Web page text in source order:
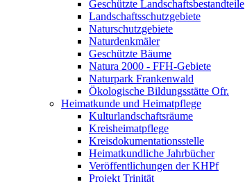
Geschützte Landschaftsbestandteile
Landschaftsschutzgebiete
Naturschutzgebiete
Naturdenkmäler
Geschützte Bäume
Natura 2000 - FFH-Gebiete
Naturpark Frankenwald
Ökologische Bildungsstätte Ofr.
Heimatkunde und Heimatpflege
Kulturlandschaftsräume
Kreisheimatpflege
Kreisdokumentationsstelle
Heimatkundliche Jahrbücher
Veröffentlichungen der KHPf
Projekt Trinität